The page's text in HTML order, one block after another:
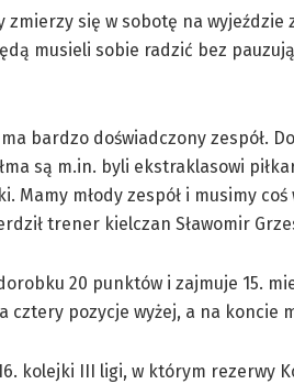
się w sobotę na wyjeździe z
musieli sobie radzić bez
bardzo doświadczony zespół.
są m.in. byli ekstraklasowi
Mamy młody zespół i musimy
trener kielczan Sławomir
20 punktów i zajmuje 15.
cztery pozycje wyżej, a na koncie
kolejki III ligi, w którym rezerwy